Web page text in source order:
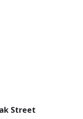
Street